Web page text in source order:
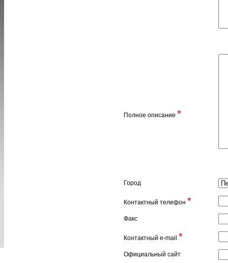
Полное описание *
Город
Контактный телефон *
Факс
Контактный e-mail *
Официальный сайт